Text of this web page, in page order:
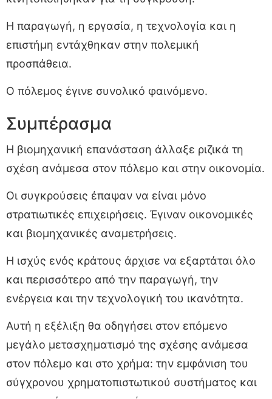
Η παραγωγή, η εργασία, η τεχνολογία και η
επιστήμη εντάχθηκαν στην πολεμική
προσπάθεια.
Ο πόλεμος έγινε συνολικό φαινόμενο.
Συμπέρασμα
Η βιομηχανική επανάσταση άλλαξε ριζικά τη
σχέση ανάμεσα στον πόλεμο και στην οικονομία.
Οι συγκρούσεις έπαψαν να είναι μόνο
στρατιωτικές επιχειρήσεις. Έγιναν οικονομικές
και βιομηχανικές αναμετρήσεις.
Η ισχύς ενός κράτους άρχισε να εξαρτάται όλο
και περισσότερο από την παραγωγή, την
ενέργεια και την τεχνολογική του ικανότητα.
Αυτή η εξέλιξη θα οδηγήσει στον επόμενο
μεγάλο μετασχηματισμό της σχέσης ανάμεσα
στον πόλεμο και στο χρήμα: την εμφάνιση του
σύγχρονου χρηματοπιστωτικού συστήματος και